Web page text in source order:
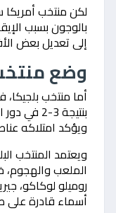
لكن منتخب
بالوجون بسبب
إلى تعديل بعض
وضع
أما منتخب
ويؤكد امتلاكه
ويعتمد المنتخب
الملعب
روميلو لوكاكو،
أسماء قادرة على